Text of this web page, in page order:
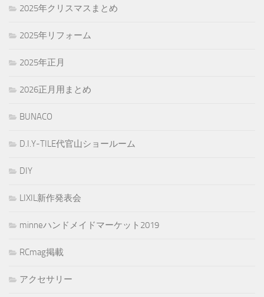
2025年クリスマスまとめ
2025年リフォーム
2025年正月
2026正月用まとめ
BUNACO
D.I.Y-TILE代官山ショールーム
DIY
LIXIL新作発表会
minneハンドメイドマーケット2019
RCmag掲載
アクセサリー